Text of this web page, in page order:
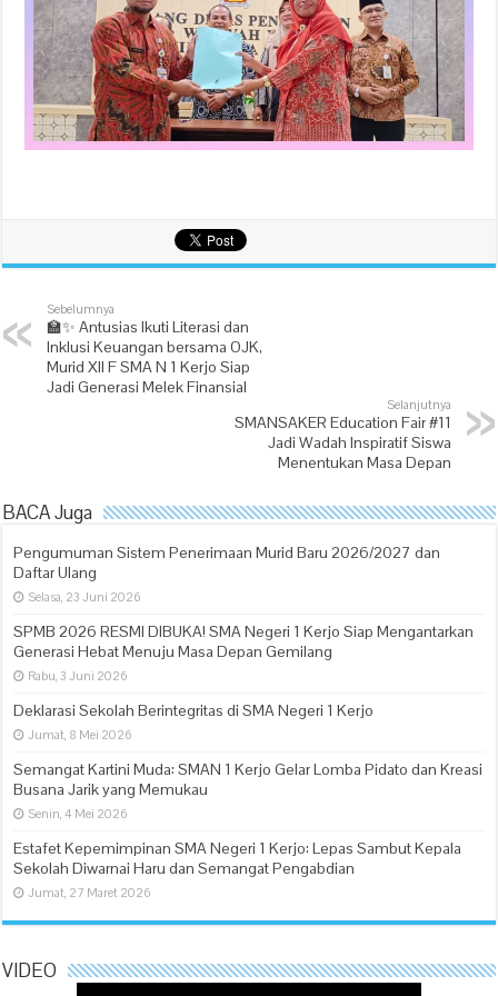
Sebelumnya
🏫✨ Antusias Ikuti Literasi dan
Inklusi Keuangan bersama OJK,
Murid XII F SMA N 1 Kerjo Siap
Jadi Generasi Melek Finansial
Selanjutnya
SMANSAKER Education Fair #11
Jadi Wadah Inspiratif Siswa
Menentukan Masa Depan
BACA Juga
Pengumuman Sistem Penerimaan Murid Baru 2026/2027 dan
Daftar Ulang
Selasa, 23 Juni 2026
SPMB 2026 RESMI DIBUKA! SMA Negeri 1 Kerjo Siap Mengantarkan
Generasi Hebat Menuju Masa Depan Gemilang
Rabu, 3 Juni 2026
Deklarasi Sekolah Berintegritas di SMA Negeri 1 Kerjo
Jumat, 8 Mei 2026
Semangat Kartini Muda: SMAN 1 Kerjo Gelar Lomba Pidato dan Kreasi
Busana Jarik yang Memukau
Senin, 4 Mei 2026
Estafet Kepemimpinan SMA Negeri 1 Kerjo: Lepas Sambut Kepala
Sekolah Diwarnai Haru dan Semangat Pengabdian
Jumat, 27 Maret 2026
VIDEO